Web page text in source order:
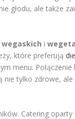
głodu, ale także
wegaskich i
które preferują
menu.
nie tylko zdrowe,
Catering oparty